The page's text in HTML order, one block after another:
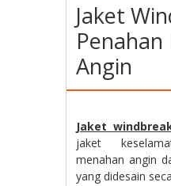
Jaket
Angin
Jaket
jaket
menahan angin
yang didesain